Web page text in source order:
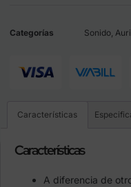
Categorías Sonido
Características
Características
A diferencia de